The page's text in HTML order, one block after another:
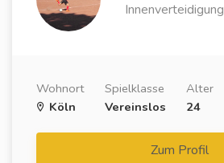
Innenverteidigung
Wohnort
Köln
Spielklasse
Vereinslos
Alter
24
Zum Profil